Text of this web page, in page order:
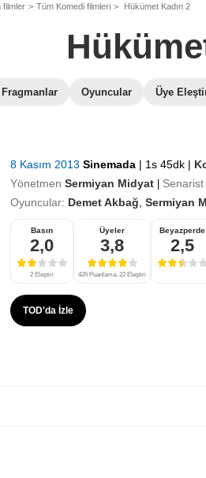
filmler Tüm Komedi filmleri Hükümet Kadın 2
Fragmanlar Oyuncular Üye
8 Kasım 2013 Sinemada | 1s 45dk |
Yönetmen Sermiyan Midyat Senarist
Oyuncular: Demet Akbağ Sermiyan
Basın
2,0
2 Eleştiri
Üyeler
3,8
426 Puanlama, 22 Eleştiri
Beyazperde
2,5
TOD'da İzle